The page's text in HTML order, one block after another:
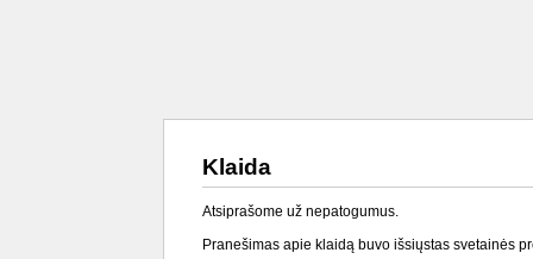
Klaida
Atsiprašome už nepatogumus.
Pranešimas apie klaidą buvo išsiųstas svetainės